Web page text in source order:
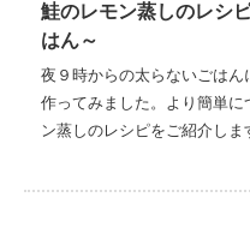
鮭のレモン蒸しのレシ
はん～
夜９時からの太らないごは
作ってみました。より簡単
ン蒸しのレシピをご紹介しま